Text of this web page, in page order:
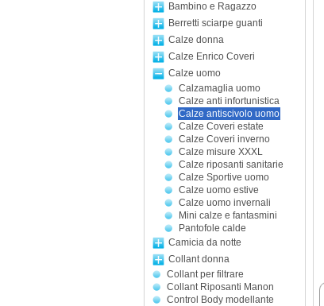
Bambino e Ragazzo
Berretti sciarpe guanti
Calze donna
Calze Enrico Coveri
Calze uomo
Calzamaglia uomo
Calze anti infortunistica
Calze antiscivolo uomo
Calze Coveri estate
Calze Coveri inverno
Calze misure XXXL
Calze riposanti sanitarie
Calze Sportive uomo
Calze uomo estive
Calze uomo invernali
Mini calze e fantasmini
Pantofole calde
Camicia da notte
Collant donna
Collant per filtrare
Collant Riposanti Manon
Control Body modellante